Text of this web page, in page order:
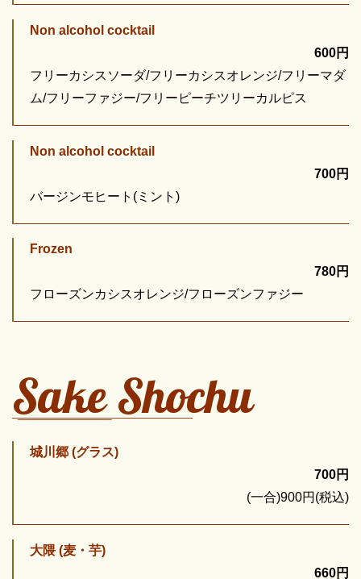
Non alcohol cocktail
600円
フリーカシスソーダ/フリーカシスオレンジ/フリーマダ
ム/フリーファジー/フリーピーチツリーカルピス
Non alcohol cocktail
700円
バージンモヒート(ミント)
Frozen
780円
フローズンカシスオレンジ/フローズンファジー
Sake Shochu
城川郷 (グラス)
700円
(一合)900円(税込)
大隈 (麦・芋)
660円